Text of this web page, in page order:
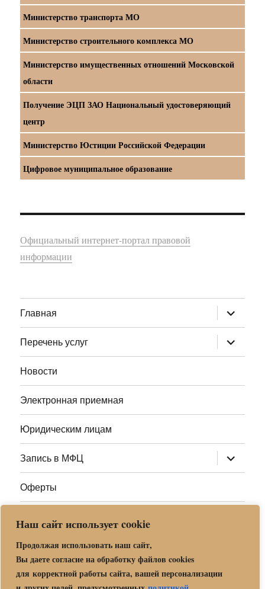
Наш сайт использует cookie
Продолжая использовать наш сайт,
Вы даете согласие на обработку файлов cookies
для корректной работы сайта, вашей персонализации
Министерство транспорта МО
Министерство строительного комплекса МО
Министерство имущественных отношений Московской
области
Получение ЭЦП ЗАО Национальный удостоверяющий
центр
Министерство Юстиции Российской Федерации
Цифровое муниципальное образование
Официальный интернет-портал правовой
информации
Главная раскрыть
дочернее
меню
Перечень услуг
раскрыть
дочернее
меню
Новости
Электронная приемная
Юридическим лицам
Запись в МФЦ раскрыть
дочернее
меню
Оферты
Адреса МФЦ МО